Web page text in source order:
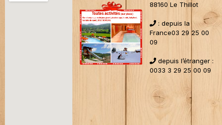
88160 Le Thillot
: depuis la
France03 29 25 00
09
depuis l’étranger :
0033 3 29 25 00 09